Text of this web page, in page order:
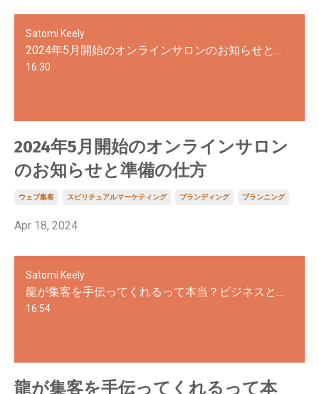
Satomi Keely
16:30
2024年5月開始のオンラインサロン
のお知らせと準備の仕方
ウェブ集客 スピリチュアルマーケティング ブランディング プランニング
Apr 18, 2024
Satomi Keely
16:54
龍が集客を手伝ってくれるって本